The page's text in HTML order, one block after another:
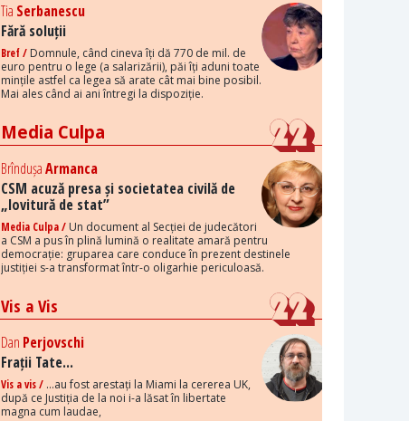
Tia Serbanescu
Fără soluții
Bref / Domnule, când cineva îți dă 770 de mil. de
euro pentru o lege (a salarizării), păi îți aduni toate
mințile astfel ca legea să arate cât mai bine posibil.
Mai ales când ai ani întregi la dispoziție.
Media Culpa
BrîndușaArmanca
CSM acuză presa și societatea civilă de
„lovitură de stat”
Media Culpa / Un document al Secției de judecători
a CSM a pus în plină lumină o realitate amară pentru
democrație: gruparea care conduce în prezent destinele
justiției s-a transformat într-o oligarhie periculoasă.
Vis a Vis
Dan Perjovschi
Frații Tate...
Vis a vis / ...au fost arestați la Miami la cererea UK,
după ce Justiția de la noi i-a lăsat în libertate
magna cum laudae,